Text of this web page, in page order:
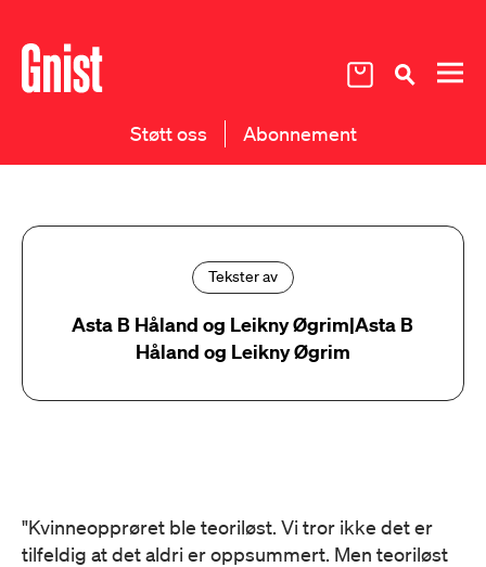
Støtt oss Abonnement
Tekster av
Asta B Håland og Leikny Øgrim|Asta B
Håland og Leikny Øgrim
"Kvinneopprøret ble teoriløst. Vi tror ikke det er
tilfeldig at det aldri er oppsummert. Men teoriløst